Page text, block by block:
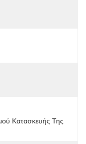
Κατασκευής Της